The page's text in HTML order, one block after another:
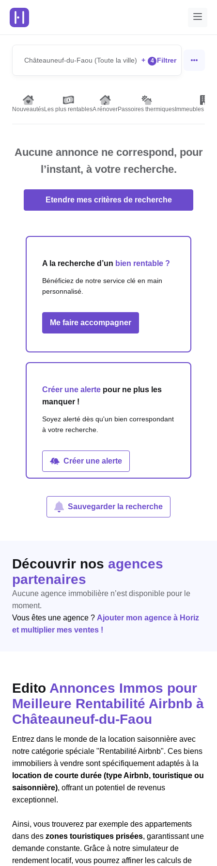
Châteauneuf-du-Faou (Toute la ville) + 4 Filtrer
NouveautésLes plus rentablesA rénoverPassoires thermiques Immeubles de
Aucune annonce ne correspond, pour
l’instant, à votre recherche.
Etendre mes critères de recherche
A la recherche d’un bien rentable ?
Bénéficiez de notre service clé en main
personnalisé.
Me faire accompagner
Créer une alerte pour ne plus les
manquer !
Soyez alerté dès qu'un bien correspondant
à votre recherche.
Créer une alerte
Sauvegarder la recherche
Découvrir nos agences
partenaires
Aucune agence immobilière n’est disponible pour le
moment.
Vous êtes une agence ? Ajouter mon agence à Horiz
et multiplier mes ventes !
Edito Annonces Immos pour
Meilleure Rentabilité Airbnb à
Châteauneuf-du-Faou
Entrez dans le monde de la location saisonnière avec
notre catégorie spéciale "Rentabilité Airbnb". Ces biens
immobiliers à vendre sont spécifiquement adaptés à la
location de courte durée (type Airbnb, touristique ou
saisonnière), offrant un potentiel de revenus
exceptionnel.
Ainsi, vous trouverez par exemple des appartements
dans des zones touristiques prisées, garantissant une
demande constante. Grâce à notre simulateur de
rendement locatif, vous pourrez affiner les calculs de